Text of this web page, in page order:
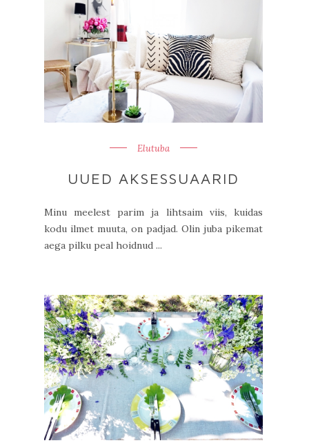
Elutuba
UUED AKSESSUAARID
Minu meelest parim ja lihtsaim viis, kuidas
kodu ilmet muuta, on padjad. Olin juba pikemat
aega pilku peal hoidnud ...